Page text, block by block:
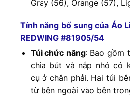
Gray (56), Orange (57),
Tính năng bổ sung của Áo
REDWING #81905/54
Túi chức năng: Bao gồm
chia bút và nắp nhỏ có
cụ ở chân phải. Hai túi
từ bên ngoài vào bên